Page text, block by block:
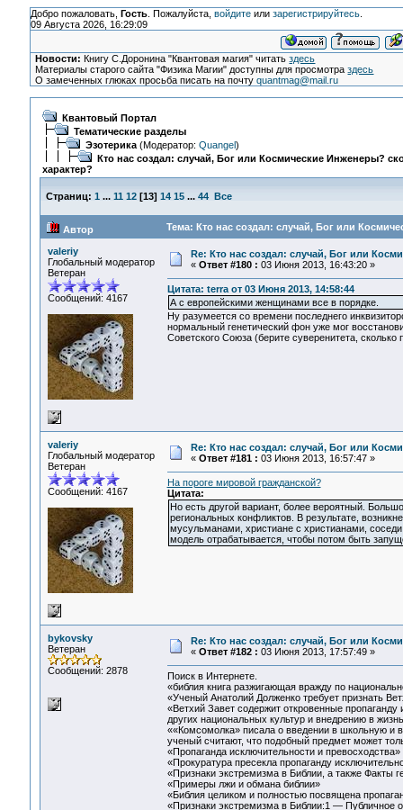
Добро пожаловать, Гость. Пожалуйста, войдитеили зарегистрируйтесь.
09 Августа 2026, 16:29:09
Новости: Книгу С.Доронина "Квантовая магия" читатьздесь
Материалы старого сайта "Физика Магии" доступны для просмотраздесь
О замеченных глюках просьба писать на почтуquantmag@mail.ru
Квантовый Портал
Тематические разделы
Эзотерика(Модератор: Quangel)
Кто нас создал: случай, Бог или Космические Инженеры?
характер?
Страниц: 1 ... 11 12[13] 14 15 ... 44 Все
Автор Тема: Кто нас создал: случай, Бог или
valeriy
Глобальный модератор
Ветеран
Сообщений: 4167
Re: Кто нас создал: случай, Бог или
« Ответ #180 : 03 Июня 2013, 16:43:20 »
Цитата: terra от 03 Июня 2013, 14:58:44
А с европейскими женщинами все в порядке.
Ну разумеется со времени последнего
нормальный генетический фон уже мог
Советского Союза (берите суверенитета, сколько
valeriy
Глобальный модератор
Ветеран
Сообщений: 4167
Re: Кто нас создал: случай, Бог или
« Ответ #181 : 03 Июня 2013, 16:57:47 »
На пороге мировой гражданской?
Цитата:
Но есть другой вариант, более вероятный.
региональных конфликтов. В результате,
мусульманами, христиане с христианами,
модель отрабатывается, чтобы потом быть
bykovsky
Ветеран
Сообщений: 2878
Re: Кто нас создал: случай, Бог или
« Ответ #182 : 03 Июня 2013, 17:57:49 »
Поиск в Интернете.
«библия книга разжигающая вражду по
«Ученый Анатолий Долженко требует признать
«Ветхий Завет содержит откровенные
других национальных культур и внедрению в
««Комсомолка» писала о введении в школьную и
ученый считают, что подобный предмет может
«Пропаганда исключительности и превосходства»
«Прокуратура пресекла пропаганду
«Признаки экстремизма в Библии, а также Факты
«Примеры лжи и обмана библии»
«Библия целиком и полностью посвящена
«Признаки экстремизма в Библии:1 — Публичное